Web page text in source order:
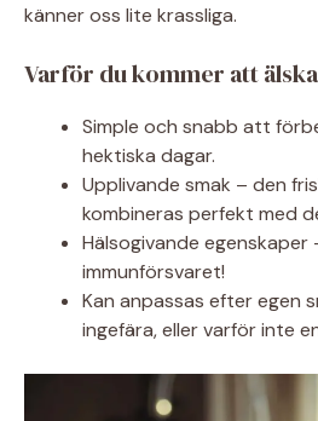
känner oss lite krassliga.
Varför du kommer att
Simple och snabb att
hektiska dagar.
Upplivande smak – den
kombineras perfekt med
Hälsogivande
immunförsvaret!
Kan anpassas efter egen
ingefära, eller varför inte